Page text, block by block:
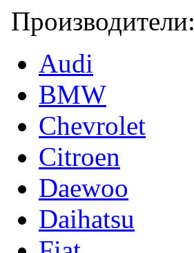
Производители:
Audi
BMW
Chevrolet
Citroen
Daewoo
Daihatsu